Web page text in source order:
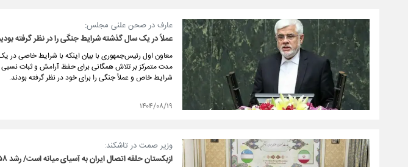
عارف در صحن علنی مجلس:
عملاً در یک سال گذشته شرایط جنگی را در نظر گرفته
معاون اول رئیس‌جمهوری با بیان اینکه با شرایط خاصی در
مدت متمرکز بر تلاش همگانی برای حفظ آرامش و ثبات
شرایط خاص و عملاً جنگی را برای خود در نظر گرفته بودند.
۱۴۰۴/۰۸/۱۹
وزیر صمت در تاشکند:
ازبکستان حلقه اتصال ایران به آسیای میانه است/ رشد ۵۸ درصد مبادلات ایران و ازبکستان